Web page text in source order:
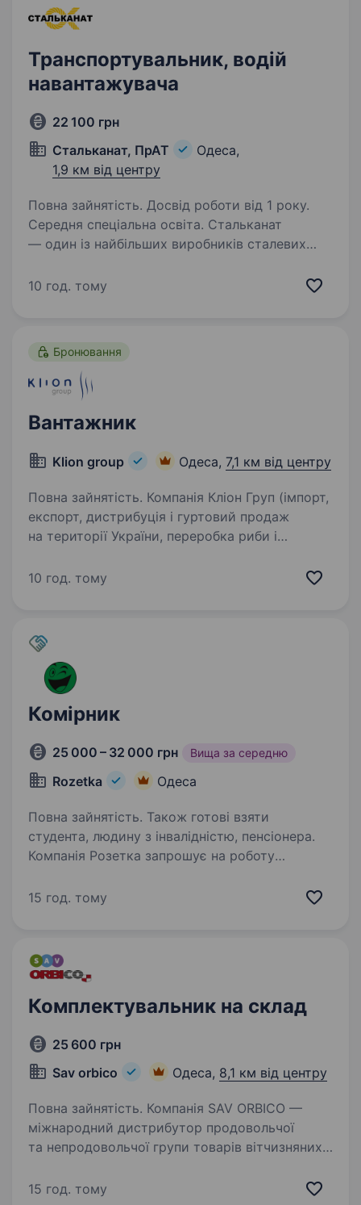
Транспортувальник, водій
навантажувача
22 100 грн
Стальканат, ПрАТ
Одеса,
1,9 км від центру
Повна зайнятість. Досвід роботи від 1 року.
Середня спеціальна освіта. Стальканат
— один із найбільших виробників сталевих
виробництва метизної продукції в Україні.
10 год. тому
Бронювання
Вантажник
Klion group Одеса, 7,1 км від центру
Повна зайнятість. Компанія Кліон Груп (імпорт,
експорт, дистрибуція і гуртовий продаж
на території України, переробка риби і
Вантажник у м. Одеса (Київське шосе, 28).
10 год. тому
Комірник
25 000 – 32 000 грн Вища за середню
Rozetka Одеса
Повна зайнятість. Також готові взяти
студента, людину з інвалідністю, пенсіонера.
Компанія Розетка запрошує на роботу
Одеса, Київське шоссе, 27 Безкоштовна
Шукаємо саме тебе,…
15 год. тому
Комплектувальник на склад
25 600 грн
Sav orbico
Одеса, 8,1 км від центру
Повна зайнятість. Компанія SAV ORBICO —
міжнародний дистрибутор продовольчої
та непродовольчої групи товарів вітчизняних
входять такі відомі торгові марки як Ariel,
15 год. тому